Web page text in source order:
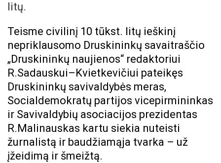
litų.
Teisme civilinį 10 tūkst. litų ieškinį
nepriklausomo Druskininkų savaitraščio
„Druskininkų naujienos“ redaktoriui
R.Sadauskui–Kvietkevičiui pateikęs
Druskininkų savivaldybės meras,
Socialdemokratų partijos vicepirmininkas
ir Savivaldybių asociacijos prezidentas
R.Malinauskas kartu siekia nuteisti
žurnalistą ir baudžiamąja tvarka – už
įžeidimą ir šmeižtą.